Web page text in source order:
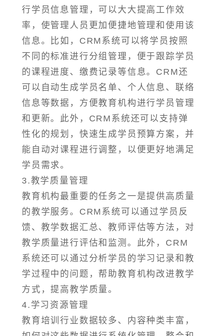
行学员信息管理，可以大大提高工作效
率，使管理人员更加便捷地管理和使用该
信息。比如，CRM系统可以将学员按照
不同的标准进行分组管理，便于跟踪学员
的课程进度、缴费记录等信息。CRM还
可以自动生成学员名单、个人信息、联络
信息等数据，方便教育机构进行学员管理
和更新。此外，CRM系统还可以支持弹
性化的规划，快速生成学员预算方案，并
能自动对课程进行调整，以便更好地满足
学员需求。
3.教学质量管理
教育机构最重要的任务之一是提供高质量
的教学服务。CRM系统可以通过学员反
馈、教学数据汇总、教师评估等方法，对
教学质量进行评估和监测。此外，CRM
系统还可以通过分析学员的学习记录和教
学过程中的问题，帮助教育机构改进教学
方式，提高教学质量。
4.学习资源管理
教育培训行业数据较多、内容种类丰富，